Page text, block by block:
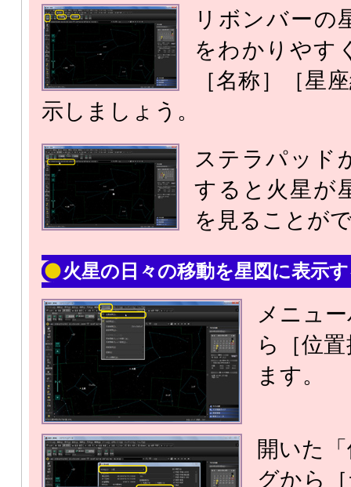
リボンバーの
をわかりやす
［名称］［星
示しましょう。
ステラパッド
すると火星が
を見ることが
火星の日々の移動を星図に表示
メニュ
ら［位
ます。
開いた
グから